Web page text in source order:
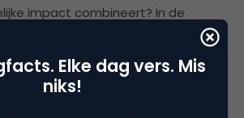
impact combineert? In de
Rupert Parker Brady en voormalig
manager Ester van Dusseldorp
Elke dag vers. Mis
niks!